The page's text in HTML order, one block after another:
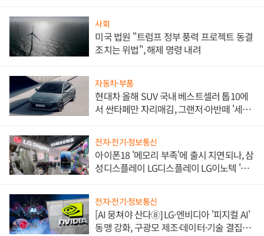
사회
미국 법원 "트럼프 정부 풍력 프로젝트 동결
조치는 위법", 해제 명령 내려
자동차·부품
현대차 올해 SUV 국내 베스트셀러 톱10에
서 싼타페만 자리매김, 그랜저·아반떼 '세단
전자·전기·정보통신
아이폰18 '메모리 부족'에 출시 지연되나, 삼
성디스플레이 LG디스플레이 LG이노텍 '탈
전자·전기·정보통신
[AI 뭉쳐야 산다⑧] LG·엔비디아 '피지컬 AI'
동맹 강화, 구광모 제조·데이터·기술 결집